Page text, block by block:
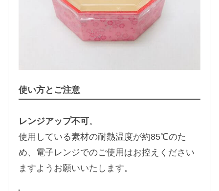
使い方とご注意
レンジアップ不可。
使用している素材の耐熱温度が約85℃のた
め、電子レンジでのご使用はお控えください
ますようお願いいたします。